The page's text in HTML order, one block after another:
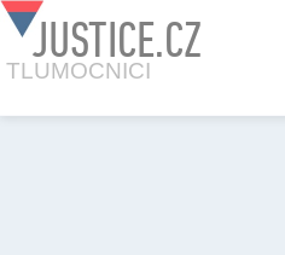
JUSTICE.CZ
TLUMOCNICI